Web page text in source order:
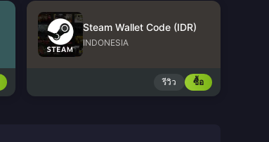
Steam Wallet Code (IDR)
INDONESIA
รีวิว ซื้อ